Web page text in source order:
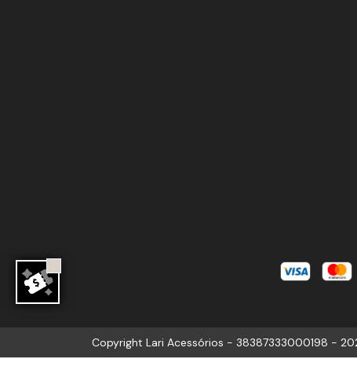
Copyright Lari Acessórios - 38387333000198 -